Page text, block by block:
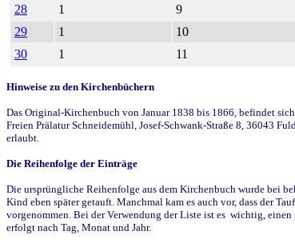
28
1 9
29
1 10
30
1 11
Hinweise zu den Kirchenbüchern
Das Original-Kirchenbuch von Januar 1838 bis 1866, befindet
Freien Prälatur Schneidemühl, Josef-Schwank-Straße 8, 36043
erlaubt.
Die Reihenfolge der Einträge
Die ursprüngliche Reihenfolge aus dem Kirchenbuch wurde bei
Kind eben später getauft. Manchmal kam es auch vor, dass der
vorgenommen. Bei der Verwendung der Liste ist es wichtig,
erfolgt nach Tag, Monat und Jahr.